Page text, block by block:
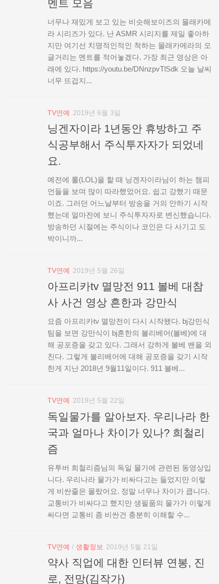
멘트 모음
너무나 재밌게 보고 있는 비슷해보이즈의 몰래카메
라 시리즈가 있다. 난 ASMR 시리지를 제일 좋아하
지만 여기선 치명적인적인 척하는 몰래카메라의 오
글거리는 멘트를 적어놓겠다. 가장 최근 영상은 아
래에 있다. https://youtu.be/DNnzpvTlSdk 오늘 날씨
너무 뜨겁지...
TV연예 2019년 6월 3일
닝겐자이라 1년동안 휴방하고 주
식공부해서 주식투자자가 되었네
요.
예전에 롤(LOL)을 할 때 닝겐자이라님이 하는 챔피
언들을 보며 많이 따라했었어요. 쉽고 강했기 때문
이죠. 그러던 어느날부터 방송을 거의 안하기 시작
했는데 얼마전에 보니 주식투자자로 변신했습니다.
방송하던 시절에는 주식이나 코인은 다 사기고 도
박이니까...
TV연예 2019년 5월 26일
아프리카tv 멸망전 911 볼베 대참
사 사건 영상 흔한과 강만식
요즘 아프리카tv 멸망전이 다시 시작됐다. bj강민식
팀을 보면 강만식이 bj흔한의 볼리베어(볼베)에 대
해 공포증을 갖고 있다. 그래서 강하게 볼베 밴을 외
친다. 그렇게 볼리베어에 대해 공포증을 갖기 시작
한게 지난 2018년 9월11일이다. 911 볼베...
TV연예 2019년 5월 22일
독일물가를 알아보자. 우리나라 한
국과 얼마나 차이가 있나? 희철리
즘
유투버 희철리즘님의 독일 물가에 관련된 동영상입
니다. 우리나라 물가가 비싸다고는 들었지만 이렇
게 비싼줄은 몰랐어요. 정말 너무나 차이가 큽니다.
교통비가 비싸다고 했지만 생필품의 물가가 이렇게
싸다면 교통비 좀 비싼건 충분히 이해할 수...
TV연예 / 생활정보 2019년 5월 21일
약사 직업에 대한 인터뷰 연봉, 진
로, 전망(김작가)